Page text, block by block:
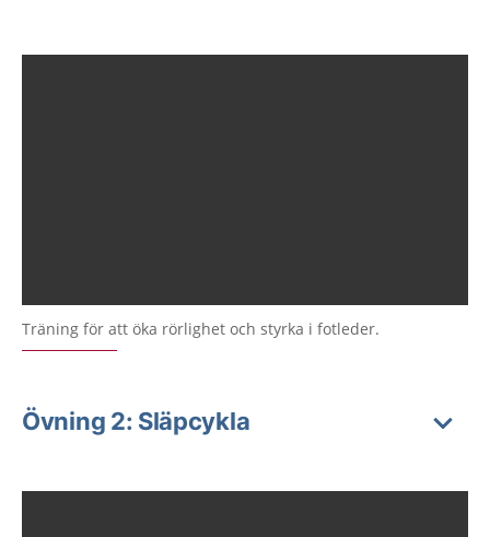
Träning för att öka rörlighet och styrka i fotleder.
Övning 2: Släpcykla